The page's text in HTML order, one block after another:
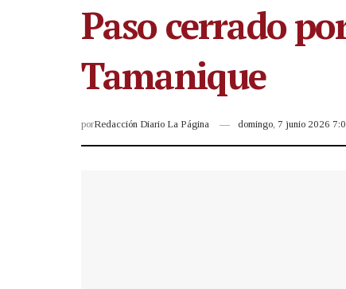
Paso cerrado
Tamanique
porRedacción Diario La Página domingo, 7 junio 2026